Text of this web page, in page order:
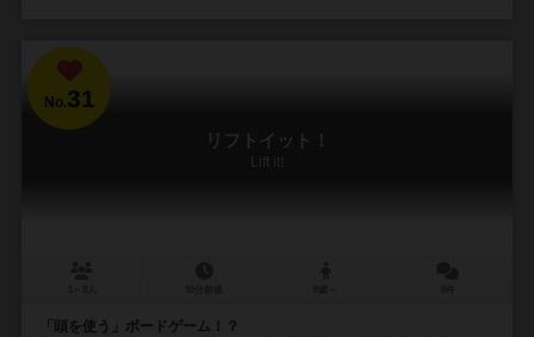
No.31
リフトイット！
Lift it!
「頭を使う」ボードゲーム！？